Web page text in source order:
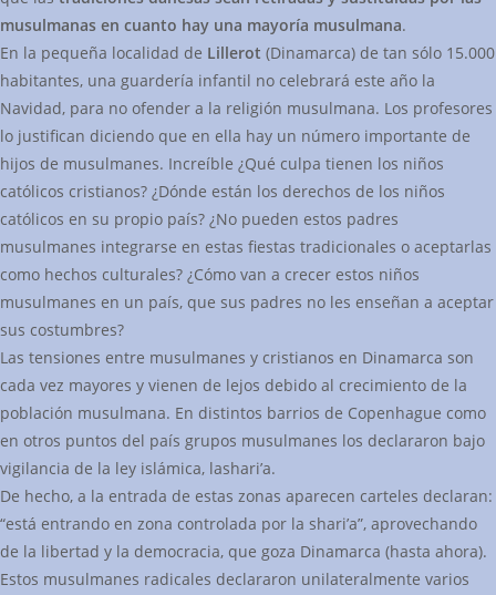
musulmanas en cuanto hay una mayoría musulmana.
En la pequeña localidad de Lillerot (Dinamarca) de tan sólo 15.000
habitantes, una guardería infantil no celebrará este año la
Navidad, para no ofender a la religión musulmana. Los profesores
lo justifican diciendo que en ella hay un número importante de
hijos de musulmanes. Increíble ¿Qué culpa tienen los niños
católicos cristianos? ¿Dónde están los derechos de los niños
católicos en su propio país? ¿No pueden estos padres
musulmanes integrarse en estas fiestas tradicionales o aceptarlas
como hechos culturales? ¿Cómo van a crecer estos niños
musulmanes en un país, que sus padres no les enseñan a aceptar
sus costumbres?
Las tensiones entre musulmanes y cristianos en Dinamarca son
cada vez mayores y vienen de lejos debido al crecimiento de la
población musulmana. En distintos barrios de Copenhague como
en otros puntos del país grupos musulmanes los declararon bajo
vigilancia de la ley islámica, lashari’a.
De hecho, a la entrada de estas zonas aparecen carteles declaran:
“está entrando en zona controlada por la shari’a”, aprovechando
de la libertad y la democracia, que goza Dinamarca (hasta ahora).
Estos musulmanes radicales declararon unilateralmente varios